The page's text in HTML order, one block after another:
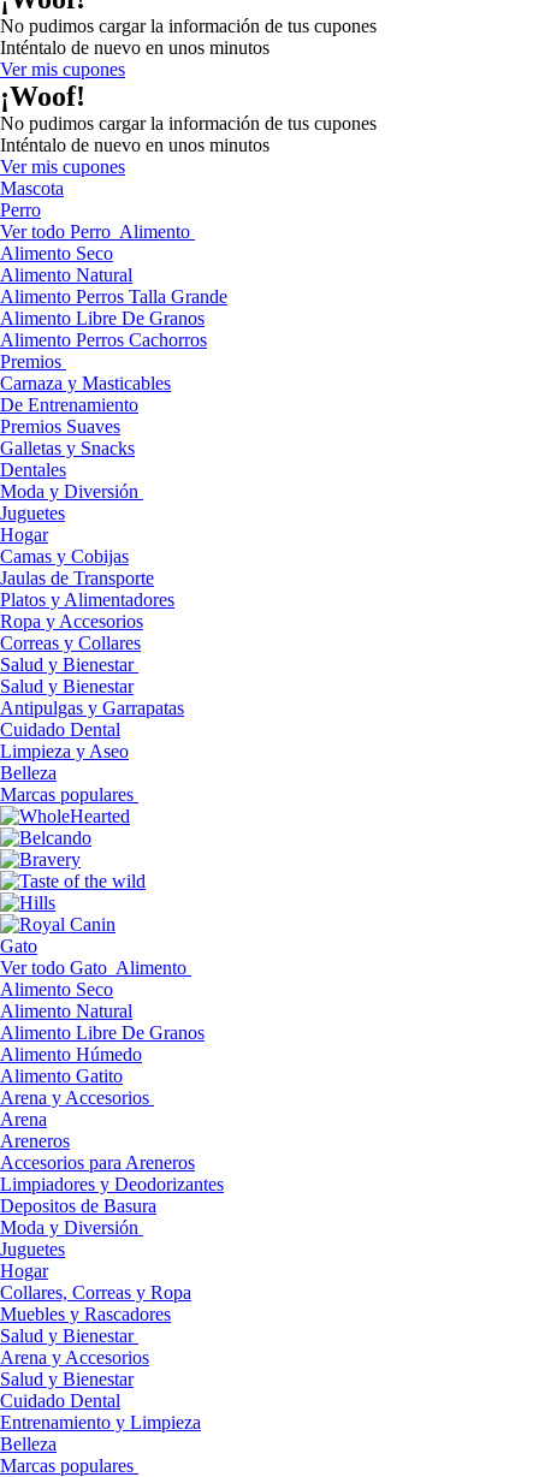
No pudimos cargar la información de tus cupones
Inténtalo de nuevo en unos minutos
Ver mis cupones
¡Woof!
No pudimos cargar la información de tus cupones
Inténtalo de nuevo en unos minutos
Ver mis cupones
Mascota
Perro
Ver todo Perro Alimento
Alimento Seco
Alimento Natural
Alimento Perros Talla Grande
Alimento Libre De Granos
Alimento Perros Cachorros
Premios
Carnaza y Masticables
De Entrenamiento
Premios Suaves
Galletas y Snacks
Dentales
Moda y Diversión
Juguetes
Hogar
Camas y Cobijas
Jaulas de Transporte
Platos y Alimentadores
Ropa y Accesorios
Correas y Collares
Salud y Bienestar
Salud y Bienestar
Antipulgas y Garrapatas
Cuidado Dental
Limpieza y Aseo
Belleza
Marcas populares
Gato
Ver todo Gato Alimento
Alimento Seco
Alimento Natural
Alimento Libre De Granos
Alimento Húmedo
Alimento Gatito
Arena y Accesorios
Arena
Areneros
Accesorios para Areneros
Limpiadores y Deodorizantes
Depositos de Basura
Moda y Diversión
Juguetes
Hogar
Collares, Correas y Ropa
Muebles y Rascadores
Salud y Bienestar
Arena y Accesorios
Salud y Bienestar
Cuidado Dental
Entrenamiento y Limpieza
Belleza
Marcas populares